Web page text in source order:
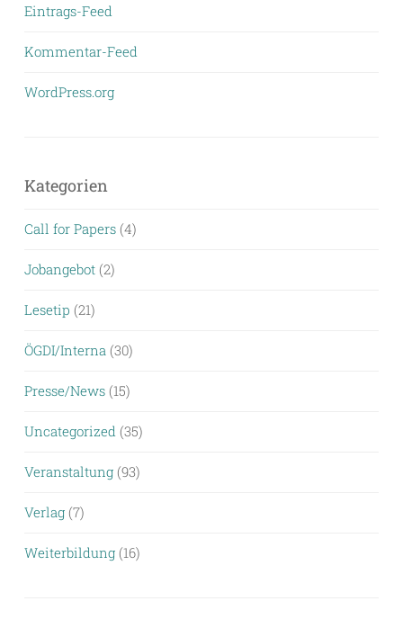
Eintrags-Feed
Kommentar-Feed
WordPress.org
Kategorien
Call for Papers (4)
Jobangebot (2)
Lesetip (21)
ÖGDI/Interna (30)
Presse/News (15)
Uncategorized (35)
Veranstaltung (93)
Verlag (7)
Weiterbildung (16)